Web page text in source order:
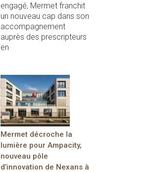
engagé, Mermet franchit
un nouveau cap dans son
accompagnement
auprès des prescripteurs
en
Mermet décroche la
lumière pour Ampacity,
nouveau pôle
d’innovation de Nexans à